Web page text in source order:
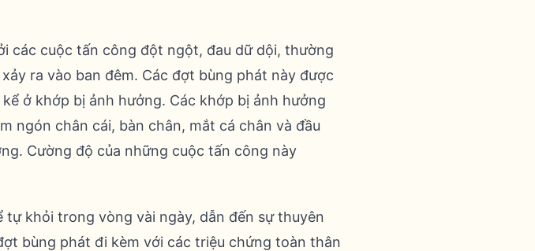
các cuộc tấn công đột ngột, đau dữ dội, thường
ra vào ban đêm. Các đợt bùng phát này được
ở khớp bị ảnh hưởng. Các khớp bị ảnh hưởng
ngón chân cái, bàn chân, mắt cá chân và đầu
Cường độ của những cuộc tấn công này
khỏi trong vòng vài ngày, dẫn đến sự thuyên
bùng phát đi kèm với các triệu chứng toàn thân